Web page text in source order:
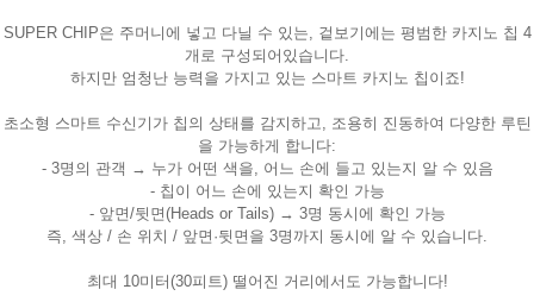
PAYCO 바로
SUPER CHIP은 주머니에 넣고 다닐 수 있는, 겉보기에는 평범한 카지노 칩 4
개로 구성되어있습니다.
하지만 엄청난 능력을 가지고 있는 스마트 카지노 칩이죠!
초소형 스마트 수신기가 칩의 상태를 감지하고, 조용히 진동하여 다양한 루틴
을 가능하게 합니다:
- 3명의 관객 → 누가 어떤 색을, 어느 손에 들고 있는지 알 수 있음
- 칩이 어느 손에 있는지 확인 가능
- 앞면/뒷면(Heads or Tails) → 3명 동시에 확인 가능
즉, 색상 / 손 위치 / 앞면·뒷면을 3명까지 동시에 알 수 있습니다.
최대 10미터(30피트) 떨어진 거리에서도 가능합니다!